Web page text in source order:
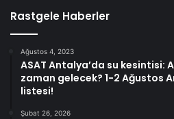
Rastgele Haberler
Ağustos 4, 2023
ASAT Antalya’da su kesintisi:
zaman gelecek? 1-2 Ağustos
listesi!
Şubat 26, 2026